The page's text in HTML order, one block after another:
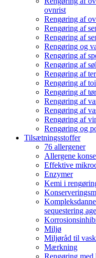
ovnrist
Rengøring af
Rengøring af
Rengøring af
Rengøring og
Rengøring af
Rengøring af
Rengøring af
Rengøring af
Rengøring af
Rengøring af
Rengøring af
Rengøring af
Rengøring og
Tilsætningsstoffer
76 allergener
Allergene
Effektive
Enzymer
Kemi i
sequestering
Miljø
Miljøråd til
Mærkning
Rengøring med